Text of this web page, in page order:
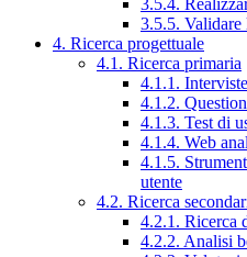
3.5.4.
3.5.5. Validare
4. Ricerca progettuale
4.1. Ricerca primaria
4.1.1. Interviste
4.1.2.
4.1.3. Test di
4.1.4. Web
4.1.5.
utente
4.2. Ricerca
4.2.1. Ricerca
4.2.2. Analisi